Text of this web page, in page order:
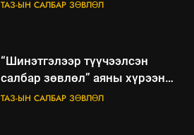
төлөвлөгөө
зохион байгуулах арга
хэмжээний төлөвлөгөө
ТАЗ-ЫН САЛБАР ЗӨВЛӨЛ